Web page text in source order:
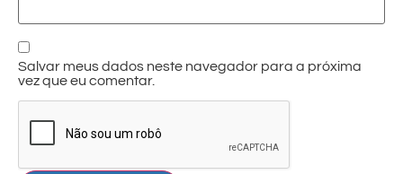
Salvar meus dados neste navegador para a próxima
vez que eu comentar.